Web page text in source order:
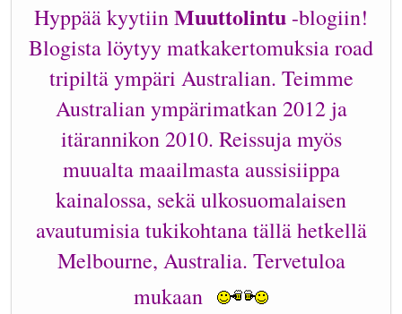
Hyppää kyytiinMuuttolintu -blogiin!
Blogista löytyy matkakertomuksia road
tripiltä ympäri Australian. Teimme
Australian ympärimatkan 2012 ja
itärannikon 2010. Reissuja myös
muualta maailmasta aussisiippa
kainalossa, sekä ulkosuomalaisen
avautumisia tukikohtana tällä hetkellä
Melbourne, Australia. Tervetuloa
mukaan